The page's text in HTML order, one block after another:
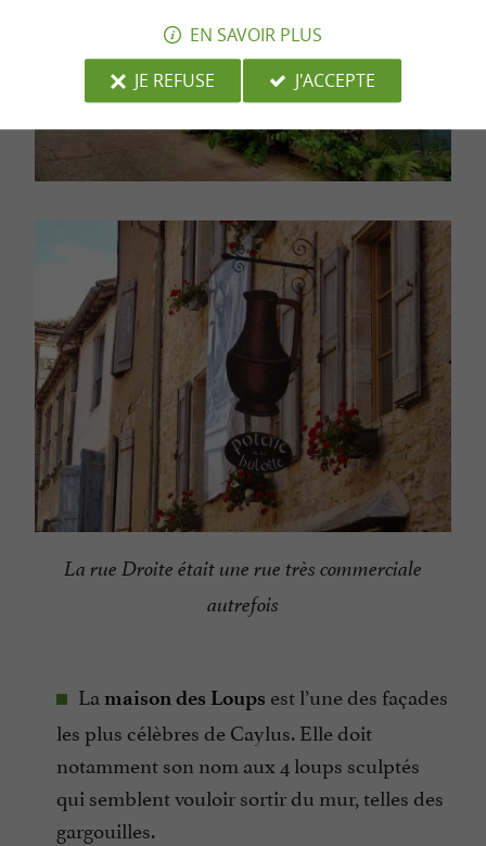
La rue Droite était une rue très commerciale
autrefois
La maison des Loups est l’une des façades
les plus célèbres de Caylus. Elle doit
notamment son nom aux 4 loups sculptés
qui semblent vouloir sortir du mur, telles des
gargouilles.
EN SAVOIR PLUS
JE REFUSE
J'ACCEPTE